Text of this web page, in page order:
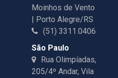
Moinhos de Vento
| Porto Alegre/RS
(51) 3311.0406
São Paulo
Rua Olimpíadas,
205/4º Andar, Vila